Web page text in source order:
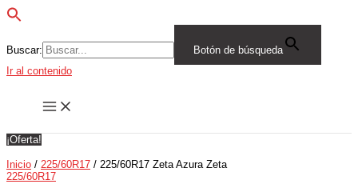
Buscar:
Botón de búsqueda
Ir al contenido
¡Oferta!
Inicio / 225/60R17 / 225/60R17 Zeta Azura Zeta
225/60R17